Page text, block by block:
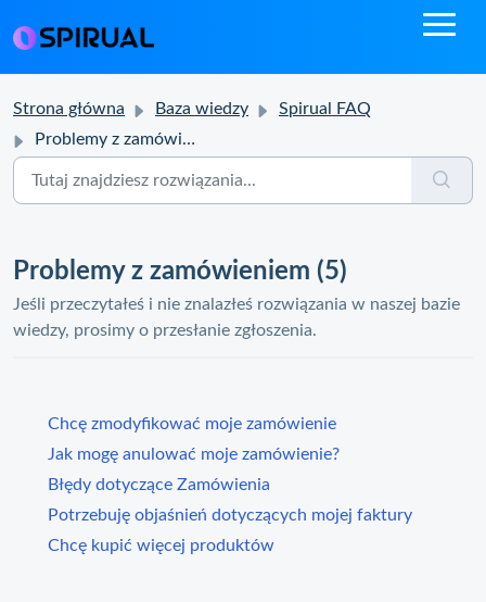
Strona główna Baza wiedzy
Spirual FAQ
Problemy z zamówieniem
Problemy z zamówieniem (5)
Jeśli przeczytałeś i nie znalazłeś rozwiązania w naszej bazie
wiedzy, prosimy o przesłanie zgłoszenia.
Chcę zmodyfikować moje zamówienie
Jak mogę anulować moje zamówienie?
Błędy dotyczące Zamówienia
Potrzebuję objaśnień dotyczących mojej faktury
Chcę kupić więcej produktów